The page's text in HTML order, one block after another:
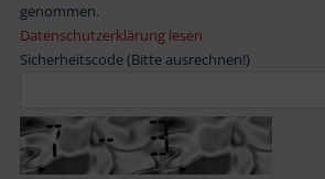
genommen.
Datenschutzerklärung lesen
Sicherheitscode (Bitte ausrechnen!)